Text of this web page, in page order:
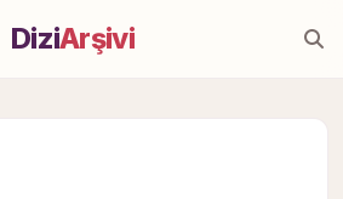
DiziArşivi